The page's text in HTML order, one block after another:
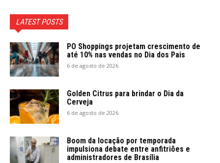
LATEST POSTS
PO Shoppings projetam crescimento de
até 10% nas vendas no Dia dos Pais
6 de agosto de 2026
Golden Citrus para brindar o Dia da
Cerveja
6 de agosto de 2026
Boom da locação por temporada
impulsiona debate entre anfitriões e
administradores de Brasília